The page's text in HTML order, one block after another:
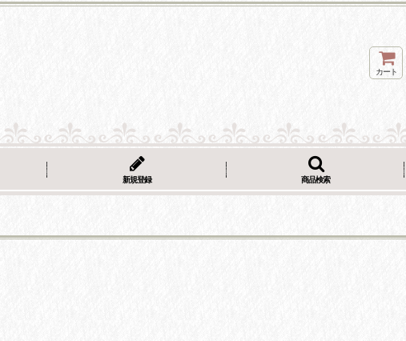
カート
新規登録 商品検索